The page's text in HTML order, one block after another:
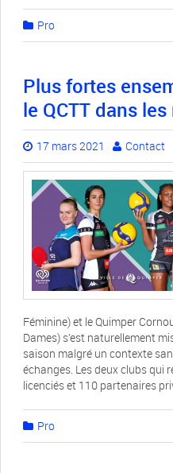
Pro
Plus fortes
le QCTT dans
17 mars 2021 Contact
Féminine) et le Quimper
Dames) s’est naturellement
saison malgré un contexte
échanges. Les deux clubs qui
licenciés et 110 partenaires
Pro